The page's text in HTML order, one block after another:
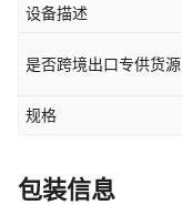
设备描述
是否跨境出口专供货源
规格
包装信息